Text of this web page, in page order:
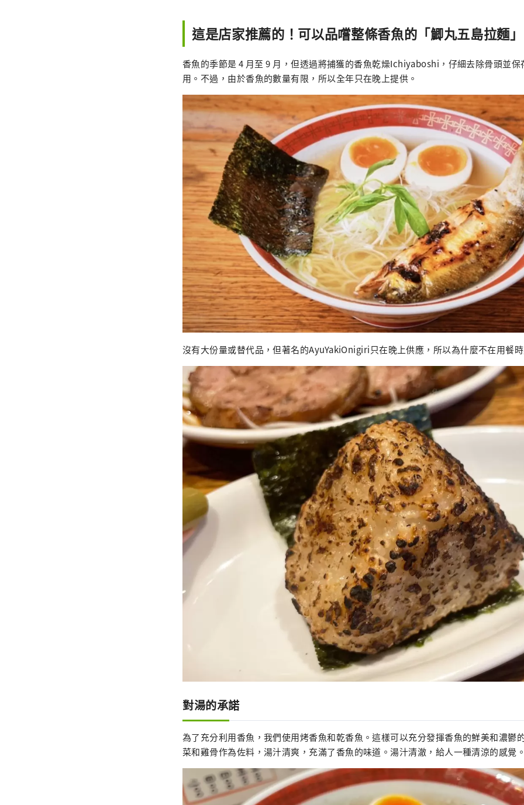
這是店家推薦的！可以品嚐整條香魚的「鯽丸五島拉麵」
香魚的季節是 4 月至 9 月，但透過將捕獲的香魚乾燥Ichiyaboshi，仔細去除骨頭並
用。不過，由於香魚的數量有限，所以全年只在晚上提供。
沒有大份量或替代品，但著名的AyuYakiOnigiri只在晚上供應，所以為什麼不在用餐
對湯的承諾
為了充分利用香魚，我們使用烤香魚和乾香魚。這樣可以充分發揮香魚的鮮美和濃鬱
菜和雞骨作為佐料，湯汁清爽，充滿了香魚的味道。湯汁清澈，給人一種清涼的感覺